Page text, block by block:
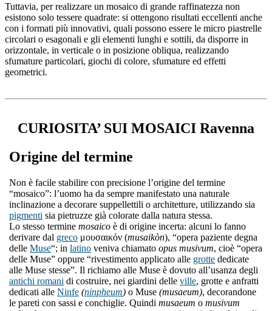
Tuttavia, per realizzare un mosaico di grande raffinatezza non
esistono solo tessere quadrate: si ottengono risultati eccellenti anche
con i formati più innovativi, quali possono essere le micro piastrelle
circolari o esagonali e gli elementi lunghi e sottili, da disporre in
orizzontale, in verticale o in posizione obliqua, realizzando
sfumature particolari, giochi di colore, sfumature ed effetti
geometrici.
CURIOSITA’ SUI MOSAICI Ravenna
Origine del termine
Non è facile stabilire con precisione l’origine del termine
“mosaico”: l’uomo ha da sempre manifestato una naturale
inclinazione a decorare suppellettili o architetture, utilizzando sia
pigmenti sia pietruzze già colorate dalla natura stessa.
Lo stesso termine mosaico è di origine incerta: alcuni lo fanno
derivare dal greco μουσαικόν (musaikòn), “opera paziente degna
delle Muse“; in latino veniva chiamato opus musivum, cioè “opera
delle Muse” oppure “rivestimento applicato alle grotte dedicate
alle Muse stesse”. Il richiamo alle Muse è dovuto all’usanza degli
antichi romani di costruire, nei giardini delle ville, grotte e anfratti
dedicati alle Ninfe (ninpheum) o Muse (musaeum), decorandone
le pareti con sassi e conchiglie. Quindi musaeum o musivum